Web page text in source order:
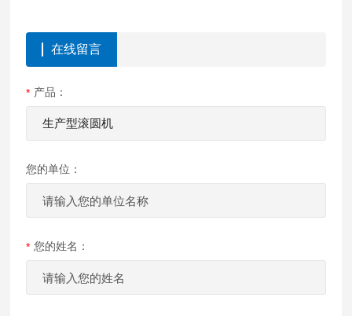
在线留言
产品：
您的单位：
您的姓名：